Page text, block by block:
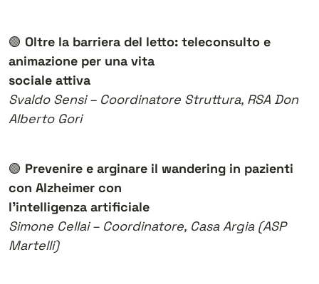
🟢 Oltre la barriera del letto: teleconsulto e
animazione per una vita
sociale attiva
Svaldo Sensi – Coordinatore Struttura, RSA Don
Alberto Gori
🟢 Prevenire e arginare il wandering in pazienti
con Alzheimer con
l’intelligenza artificiale
Simone Cellai – Coordinatore, Casa Argia (ASP
Martelli)